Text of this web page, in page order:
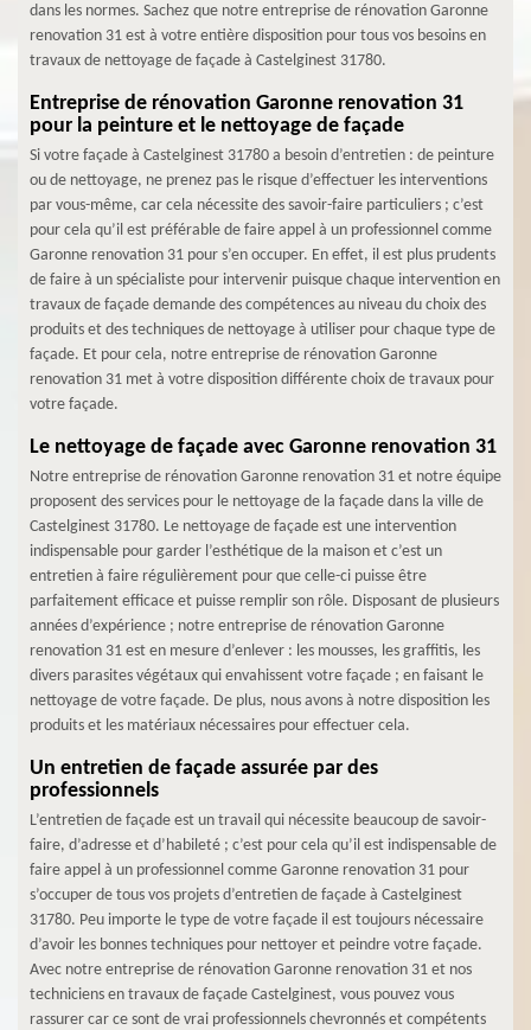
dans les normes. Sachez que notre entreprise de rénovation Garonne
renovation 31 est à votre entière disposition pour tous vos besoins en
travaux de nettoyage de façade à Castelginest 31780.
Entreprise de rénovation Garonne renovation 31
pour la peinture et le nettoyage de façade
Si votre façade à Castelginest 31780 a besoin d’entretien : de peinture
ou de nettoyage, ne prenez pas le risque d’effectuer les interventions
par vous-même, car cela nécessite des savoir-faire particuliers ; c’est
pour cela qu’il est préférable de faire appel à un professionnel comme
Garonne renovation 31 pour s’en occuper. En effet, il est plus prudents
de faire à un spécialiste pour intervenir puisque chaque intervention en
travaux de façade demande des compétences au niveau du choix des
produits et des techniques de nettoyage à utiliser pour chaque type de
façade. Et pour cela, notre entreprise de rénovation Garonne
renovation 31 met à votre disposition différente choix de travaux pour
votre façade.
Le nettoyage de façade avec Garonne renovation 31
Notre entreprise de rénovation Garonne renovation 31 et notre équipe
proposent des services pour le nettoyage de la façade dans la ville de
Castelginest 31780. Le nettoyage de façade est une intervention
indispensable pour garder l’esthétique de la maison et c’est un
entretien à faire régulièrement pour que celle-ci puisse être
parfaitement efficace et puisse remplir son rôle. Disposant de plusieurs
années d’expérience ; notre entreprise de rénovation Garonne
renovation 31 est en mesure d’enlever : les mousses, les graffitis, les
divers parasites végétaux qui envahissent votre façade ; en faisant le
nettoyage de votre façade. De plus, nous avons à notre disposition les
produits et les matériaux nécessaires pour effectuer cela.
Un entretien de façade assurée par des
professionnels
L’entretien de façade est un travail qui nécessite beaucoup de savoir-
faire, d’adresse et d’habileté ; c’est pour cela qu’il est indispensable de
faire appel à un professionnel comme Garonne renovation 31 pour
s’occuper de tous vos projets d’entretien de façade à Castelginest
31780. Peu importe le type de votre façade il est toujours nécessaire
d’avoir les bonnes techniques pour nettoyer et peindre votre façade.
Avec notre entreprise de rénovation Garonne renovation 31 et nos
techniciens en travaux de façade Castelginest, vous pouvez vous
rassurer car ce sont de vrai professionnels chevronnés et compétents